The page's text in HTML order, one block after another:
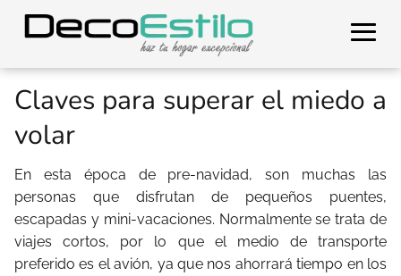
Claves para superar el miedo a
volar
En esta época de pre-navidad, son muchas las
personas que disfrutan de pequeños puentes,
escapadas y mini-vacaciones. Normalmente se trata de
viajes cortos, por lo que el medio de transporte
preferido es el avión, ya que nos ahorrará tiempo en los